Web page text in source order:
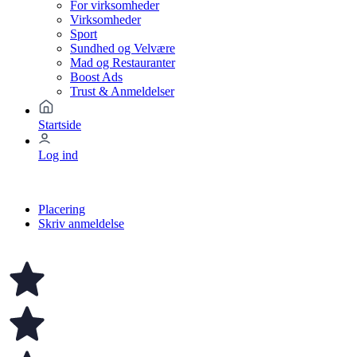
For virksomheder
Virksomheder
Sport
Sundhed og Velvære
Mad og Restauranter
Boost Ads
Trust & Anmeldelser
Startside
Log ind
Placering
Skriv anmeldelse